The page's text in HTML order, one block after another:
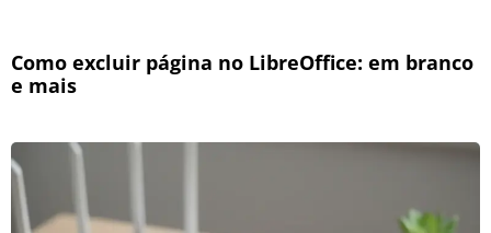
Como excluir página no LibreOffice: em branco
e mais